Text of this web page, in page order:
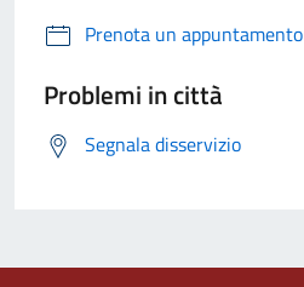
Prenota un appuntamento
Problemi in città
Segnala disservizio